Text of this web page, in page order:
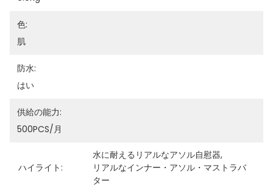
色:
肌
防水:
はい
供給の能力:
500PCS/月
ハイライト:
水に耐えるリアルなアソル自慰器,
リアルなインナー・アソル・マストラバ
ター